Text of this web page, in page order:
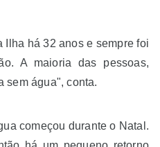
Ilha há 32 anos e sempre foi
A maioria das pessoas,
sem água", conta.
começou durante o Natal.